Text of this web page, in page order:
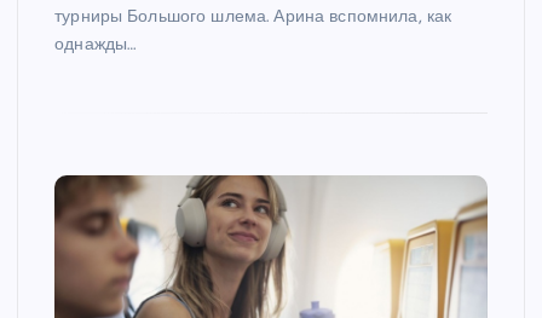
турниры Большого шлема. Арина вспомнила, как
однажды…